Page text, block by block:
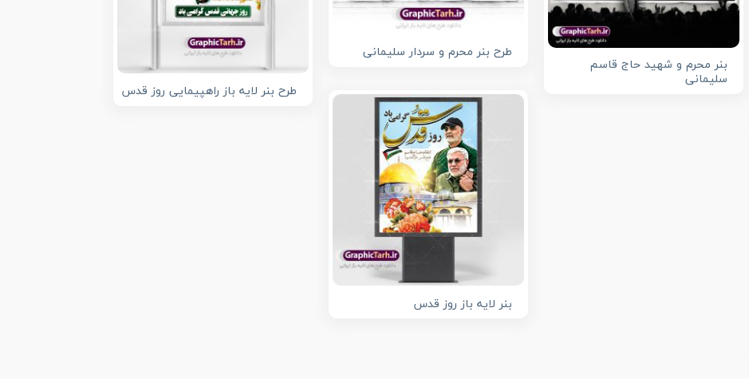
بنر محرم و شهید حاج قاسم
سلیمانی
طرح بنر محرم و سردار سلیمانی
طرح بنر لایه باز راهپیمایی روز قدس
بنر لایه باز روز قدس